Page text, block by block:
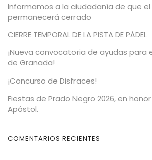
Informamos a la ciudadanía de que
permanecerá cerrado
CIERRE TEMPORAL DE LA PISTA DE PÁDEL
¡Nueva convocatoria de ayudas para
de Granada!
¡Concurso de Disfraces!
Fiestas de Prado Negro 2026, en
Apóstol.
COMENTARIOS RECIENTES